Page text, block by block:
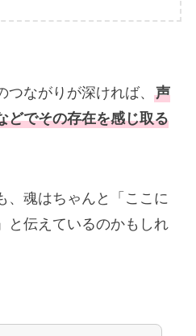
ながりが深ければ、
声
どでその存在を感じ取る
、魂はちゃんと「ここに
と伝えているのかもしれ